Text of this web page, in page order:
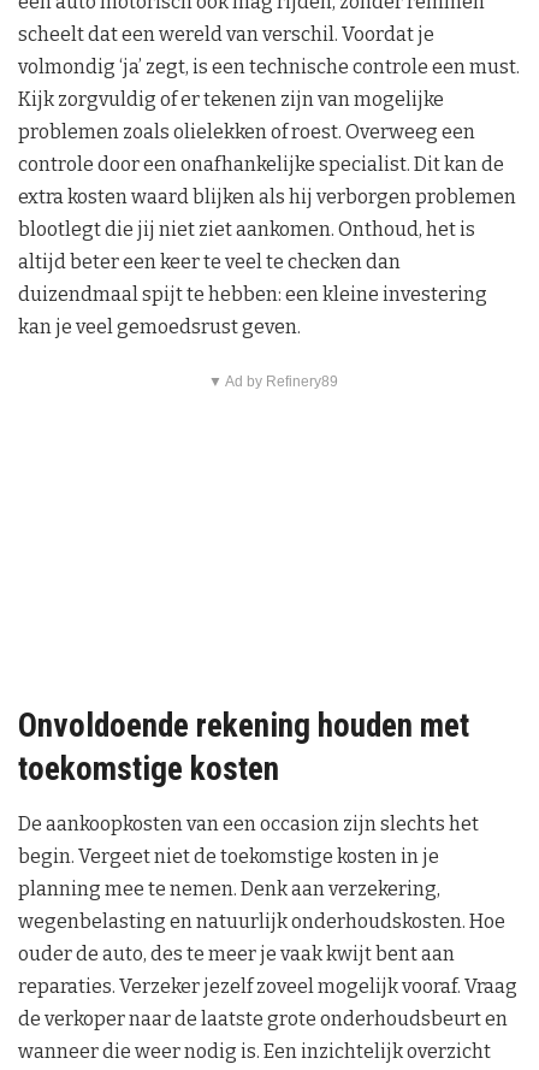
scheelt dat een wereld van verschil. Voordat je
volmondig ‘ja’ zegt, is een technische controle een must.
Kijk zorgvuldig of er tekenen zijn van mogelijke
problemen zoals olielekken of roest. Overweeg een
controle door een onafhankelijke specialist. Dit kan de
extra kosten waard blijken als hij verborgen problemen
blootlegt die jij niet ziet aankomen. Onthoud, het is
altijd beter een keer te veel te checken dan
duizendmaal spijt te hebben: een kleine investering
kan je veel gemoedsrust geven.
▼ Ad by Refinery89
Onvoldoende rekening houden met
toekomstige kosten
De aankoopkosten van een occasion zijn slechts het
begin. Vergeet niet de toekomstige kosten in je
planning mee te nemen. Denk aan verzekering,
wegenbelasting en natuurlijk onderhoudskosten. Hoe
ouder de auto, des te meer je vaak kwijt bent aan
reparaties. Verzeker jezelf zoveel mogelijk vooraf. Vraag
de verkoper naar de laatste grote onderhoudsbeurt en
wanneer die weer nodig is. Een inzichtelijk overzicht